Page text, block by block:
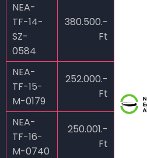
NEA-
TF-14-
SZ-
0584
380.500.-
Ft
NEA-
TF-15-
M-0179
252.000.-
Ft
NEA-
TF-16-
M-0740
250.001.-
Ft